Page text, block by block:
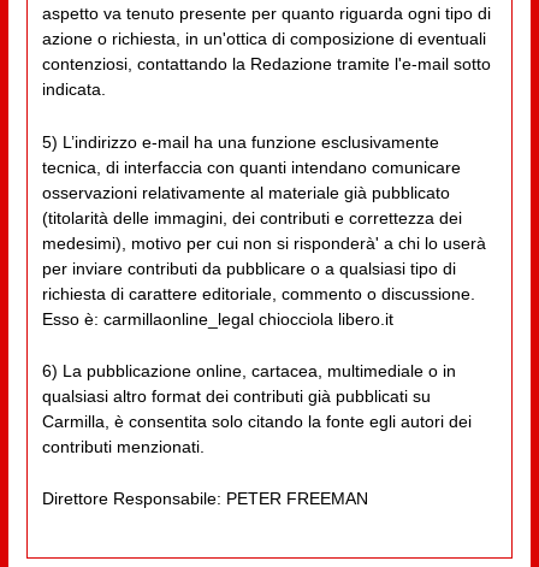
aspetto va tenuto presente per quanto riguarda ogni tipo di
azione o richiesta, in un'ottica di composizione di eventuali
contenziosi, contattando la Redazione tramite l'e-mail sotto
indicata.
5) L’indirizzo e-mail ha una funzione esclusivamente
tecnica, di interfaccia con quanti intendano comunicare
osservazioni relativamente al materiale già pubblicato
(titolarità delle immagini, dei contributi e correttezza dei
medesimi), motivo per cui non si risponderà' a chi lo userà
per inviare contributi da pubblicare o a qualsiasi tipo di
richiesta di carattere editoriale, commento o discussione.
Esso è: carmillaonline_legal chiocciola libero.it
6) La pubblicazione online, cartacea, multimediale o in
qualsiasi altro format dei contributi già pubblicati su
Carmilla, è consentita solo citando la fonte egli autori dei
contributi menzionati.
Direttore Responsabile: PETER FREEMAN